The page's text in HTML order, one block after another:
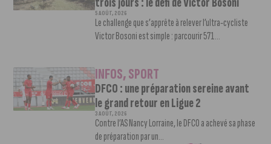
5 AOÛT, 2026
Le challenge que s’apprête à relever l’ultra-cycliste
Victor Bosoni est simple : parcourir 571...
INFOS,SPORT
DFCO : une préparation sereine avant
le grand retour en Ligue 2
3 AOÛT, 2026
Contre l’AS Nancy Lorraine, le DFCO a achevé sa phase
de préparation par un...